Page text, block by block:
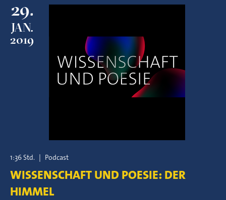
29.
JAN.
2019
1:36 Std. | Podcast
WISSENSCHAFT UND POESIE: DER
HIMMEL